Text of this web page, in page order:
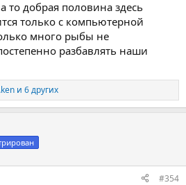
то добрая половина здесь
только с компьютерной
много рыбы не
разбавлять наши
и 6 других
#354